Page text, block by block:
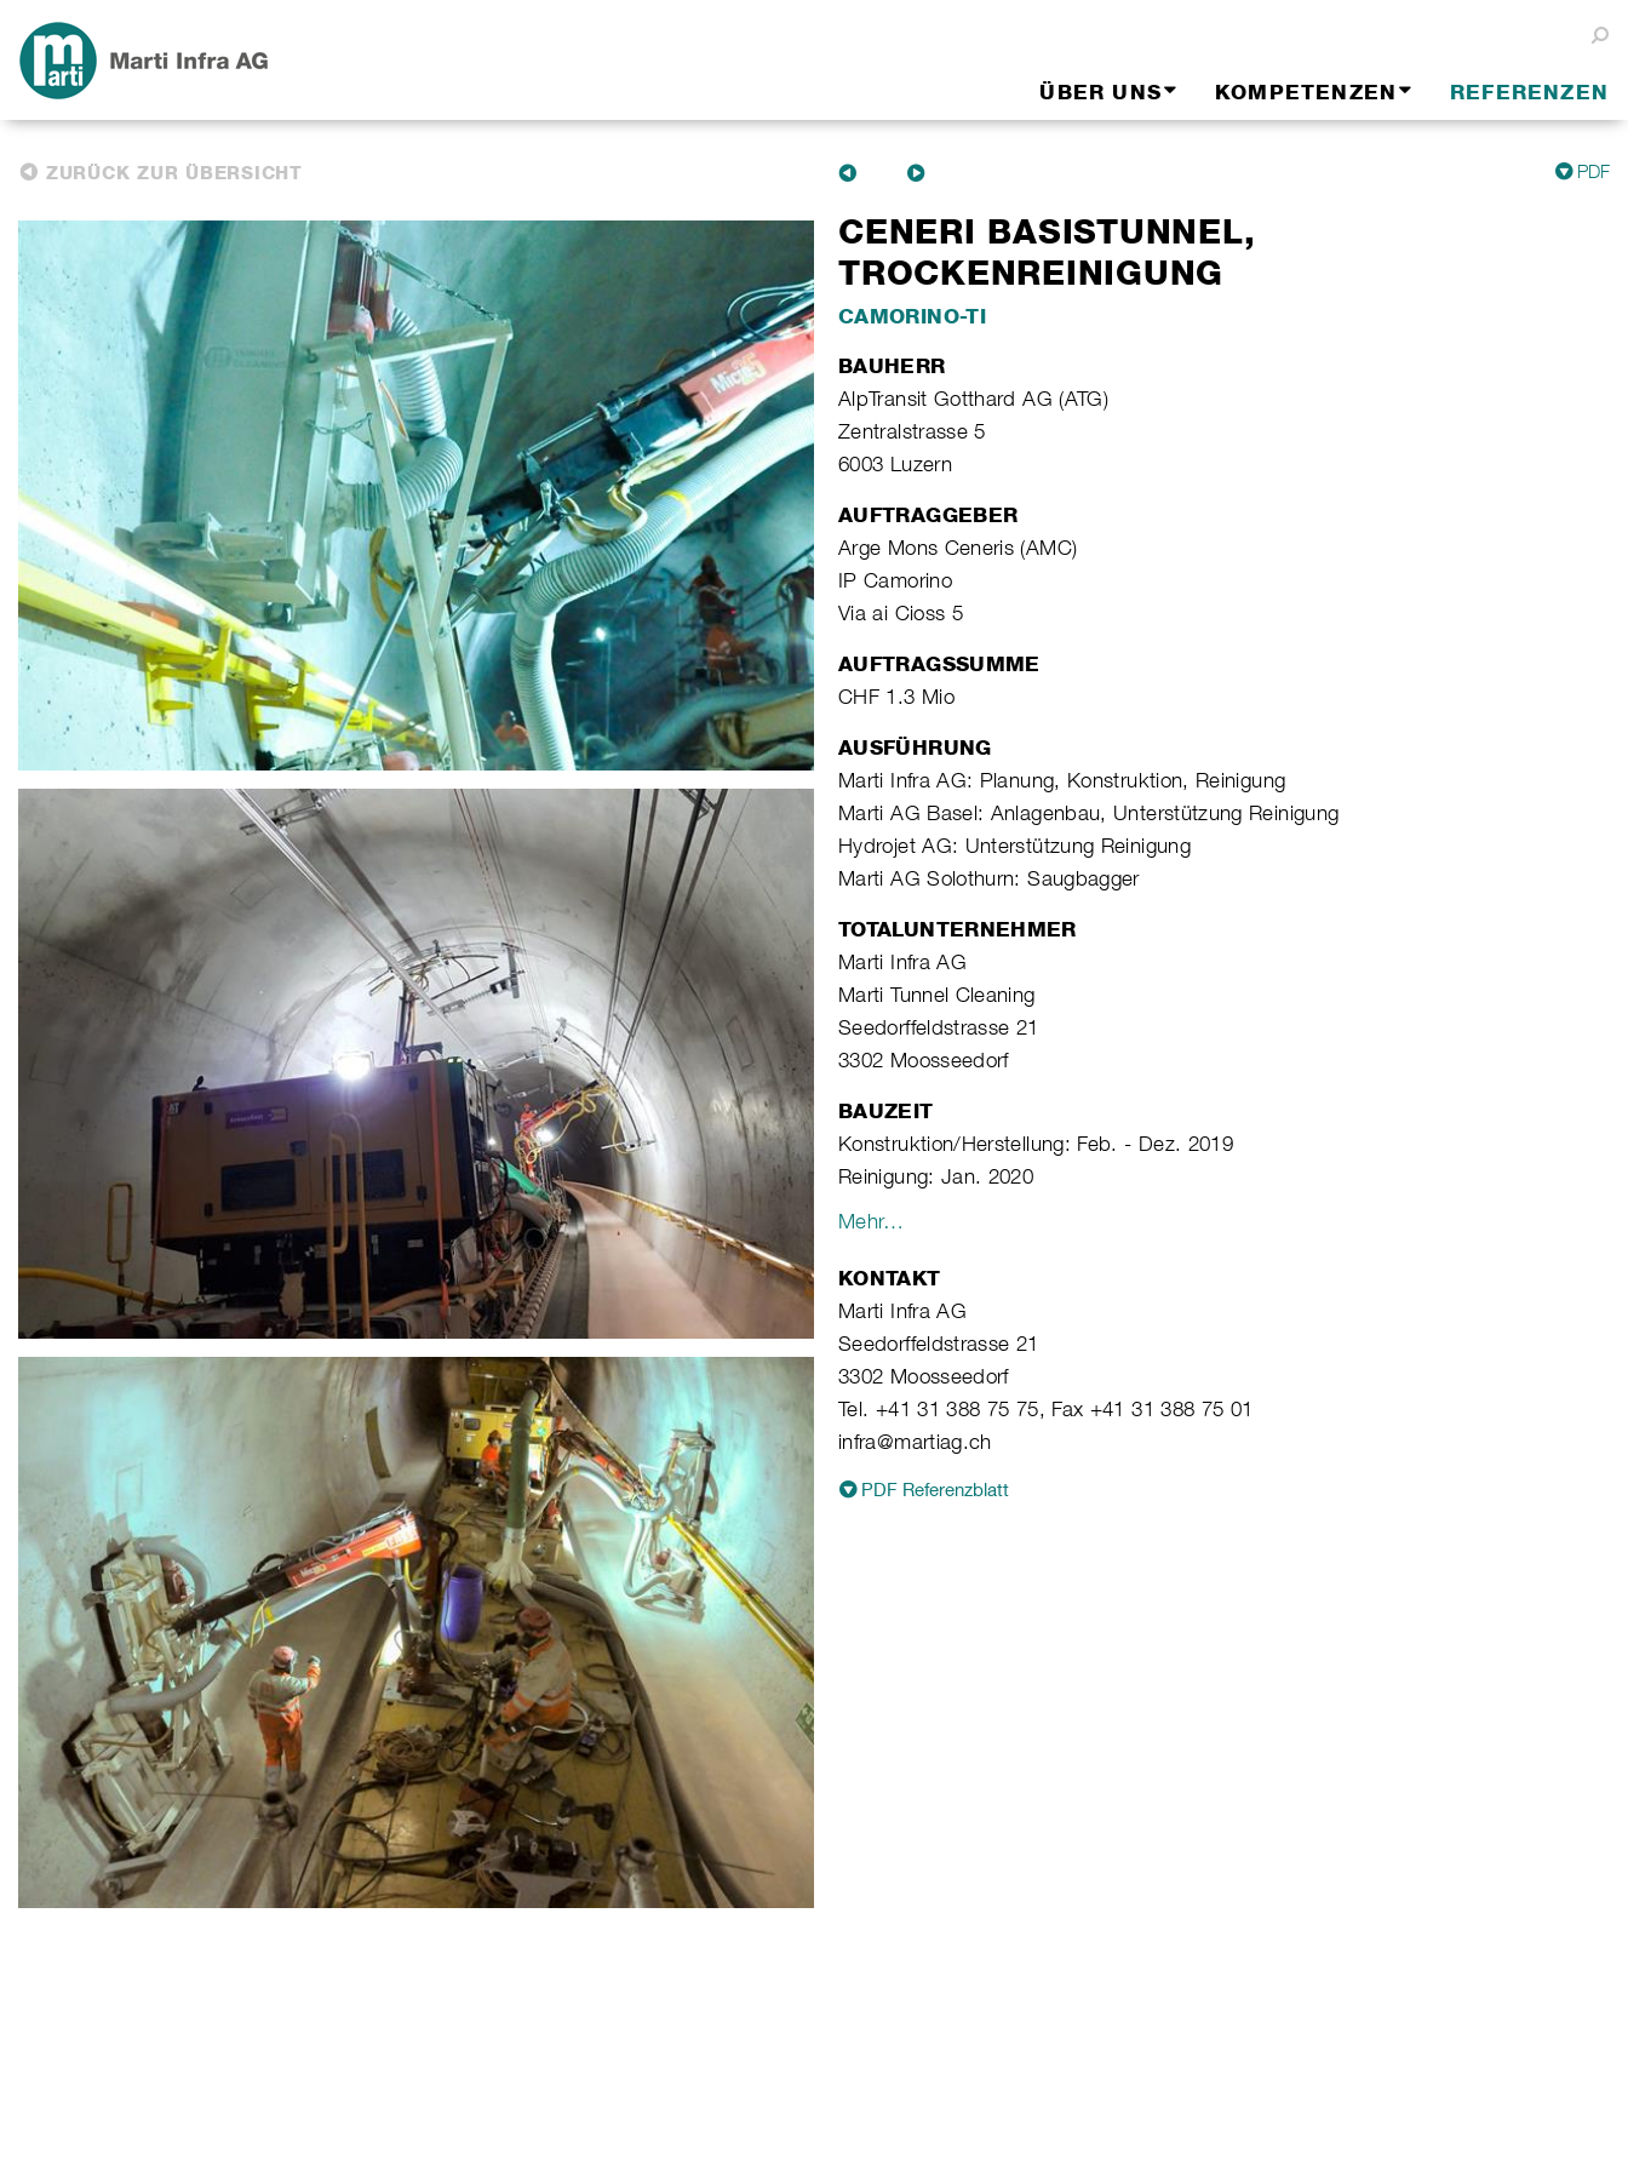
ÜBER UNS KOMPETENZEN REFERENZEN
ZURÜCK ZUR ÜBERSICHT PDF
CENERI BASISTUNNEL,
TROCKENREINIGUNG
CAMORINO-TI
BAUHERR
AlpTransit Gotthard AG (ATG)
Zentralstrasse 5
6003 Luzern
AUFTRAGGEBER
Arge Mons Ceneris (AMC)
IP Camorino
Via ai Cioss 5
AUFTRAGSSUMME
CHF 1.3 Mio
AUSFÜHRUNG
Marti Infra AG: Planung, Konstruktion, Reinigung
Marti AG Basel: Anlagenbau, Unterstützung Reinigung
Hydrojet AG: Unterstützung Reinigung
Marti AG Solothurn: Saugbagger
TOTALUNTERNEHMER
Marti Infra AG
Marti Tunnel Cleaning
Seedorffeldstrasse 21
3302 Moosseedorf
BAUZEIT
Konstruktion/Herstellung: Feb. - Dez. 2019
Reinigung: Jan. 2020
Mehr…
KONTAKT
Marti Infra AG
Seedorffeldstrasse 21
3302 Moosseedorf
Tel. +41 31 388 75 75, Fax +41 31 388 75 01
infra@martiag.ch
PDF Referenzblatt